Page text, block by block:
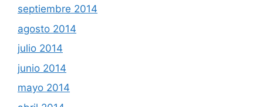
septiembre 2014
agosto 2014
julio 2014
junio 2014
mayo 2014